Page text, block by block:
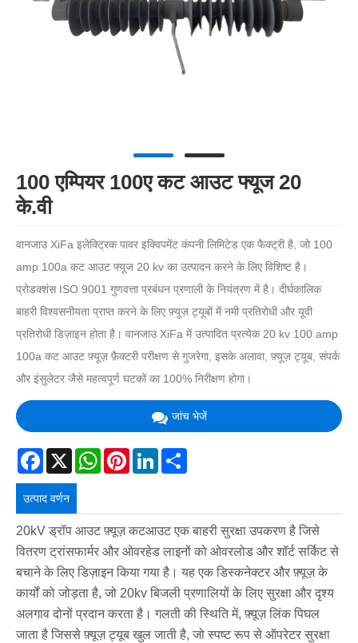
100 एम्पियर 100ए कट आउट फ्यूज 20
के.वी
वानजाउ XiFa इलेक्ट्रिक पावर इक्विपमेंट कंपनी लिमिटेड एक फैक्ट्री है, जो 100
amp 100a कट आउट फ्यूज 20 kv का उत्पादन करने के लिए विशिष्ट है।
प्रोडक्शंस ISO 9001 गुणवत्ता प्रबंधन प्रणाली के नियंत्रण में है। दीर्घकालिक
बाहरी विश्वसनीयता प्राप्त करने के लिए फ़्यूज़ ट्यूबों में नमी प्रतिरोधी और यूवी
प्रतिरोधी डिज़ाइन होता है। वानजाउ XiFa में उत्पादित प्रत्येक 20 kv 100 amp
100a कट आउट फ़्यूज़ फ़ैक्टरी परीक्षण से गुजरेगा, इसके अलावा, फ़्यूज़ ट्यूब, संपर्क
और इंसुलेटर जैसे महत्वपूर्ण घटकों का 100% निरीक्षण होगा।
जांच भेजें
Facebook
X WhatsAppPinterestLinkedIn
उत्पाद वर्णन
20kV ड्रॉप आउट फ़्यूज़ कटआउट एक बाहरी सुरक्षा उपकरण है जिसे
वितरण ट्रांसफार्मर और ओवरहेड लाइनों को ओवरलोड और शॉर्ट सर्किट से
बचाने के लिए डिज़ाइन किया गया है। यह एक डिस्कनेक्टर और फ़्यूज़ के
कार्यों को जोड़ता है, जो 20kv बिजली प्रणालियों के लिए सुरक्षा और दृश्य
अलगाव दोनों प्रदान करता है। गलती की स्थिति में, फ़्यूज़ लिंक पिघल
जाता है जिससे फ़्यूज़ ट्यूब खुल जाती है, जो स्पष्ट रूप से ऑपरेटर सुरक्षा